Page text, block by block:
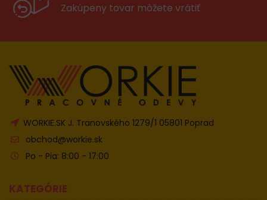
Zakúpeny tovar môžete vrátiť
WORKIE.SK J. Tranovského 1279/1 05801 Poprad
obchod@workie.sk
Po - Pia: 8:00 - 17:00
KATEGÓRIE